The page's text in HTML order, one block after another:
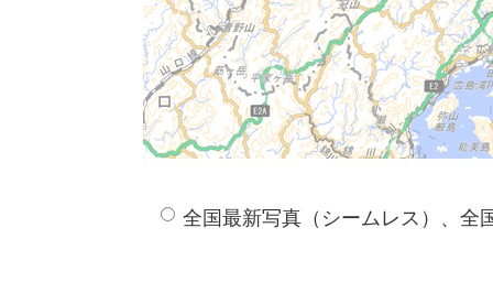
全国最新写真（シームレス）、全